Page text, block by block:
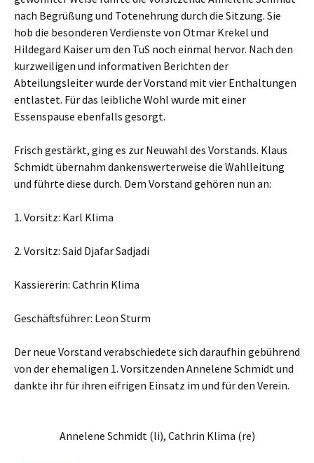
nach Begrüßung und Totenehrung durch die Sitzung. Sie
hob die besonderen Verdienste von Otmar Krekel und
Hildegard Kaiser um den TuS noch einmal hervor. Nach den
kurzweiligen und informativen Berichten der
Abteilungsleiter wurde der Vorstand mit vier Enthaltungen
entlastet. Für das leibliche Wohl wurde mit einer
Essenspause ebenfalls gesorgt.
Frisch gestärkt, ging es zur Neuwahl des Vorstands. Klaus
Schmidt übernahm dankenswerterweise die Wahlleitung
und führte diese durch. Dem Vorstand gehören nun an:
1. Vorsitz: Karl Klima
2. Vorsitz: Said Djafar Sadjadi
Kassiererin: Cathrin Klima
Geschäftsführer: Leon Sturm
Der neue Vorstand verabschiedete sich daraufhin gebührend
von der ehemaligen 1. Vorsitzenden Annelene Schmidt und
dankte ihr für ihren eifrigen Einsatz im und für den Verein.
Annelene Schmidt (li), Cathrin Klima (re)